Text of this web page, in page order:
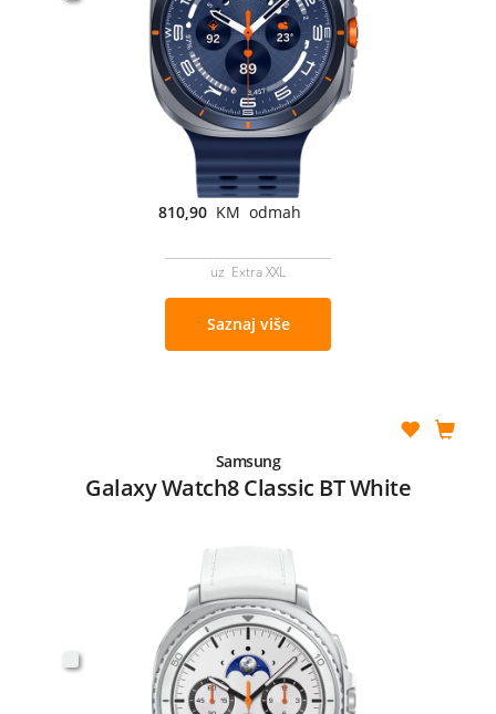
810,90 KM odmah
uz Extra XXL
Saznaj više
Samsung
Galaxy Watch8 Classic BT White